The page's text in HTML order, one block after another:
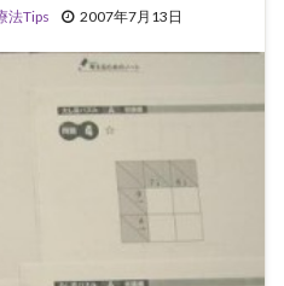
法Tips 2007年7月13日